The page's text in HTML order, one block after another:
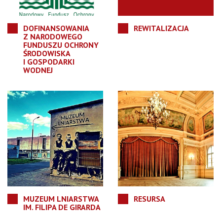
DOFINANSOWANIA
Z NARODOWEGO
FUNDUSZU OCHRONY
ŚRODOWISKA
I GOSPODARKI
WODNEJ
REWITALIZACJA
MUZEUM LNIARSTWA
IM. FILIPA DE GIRARDA
RESURSA